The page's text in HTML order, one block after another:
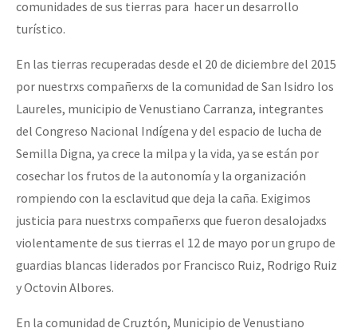
comunidades de sus tierras para hacer un desarrollo
turístico.
En las tierras recuperadas desde el 20 de diciembre del 2015
por nuestrxs compañerxs de la comunidad de San Isidro los
Laureles, municipio de Venustiano Carranza, integrantes
del Congreso Nacional Indígena y del espacio de lucha de
Semilla Digna, ya crece la milpa y la vida, ya se están por
cosechar los frutos de la autonomía y la organización
rompiendo con la esclavitud que deja la caña. Exigimos
justicia para nuestrxs compañerxs que fueron desalojadxs
violentamente de sus tierras el 12 de mayo por un grupo de
guardias blancas liderados por Francisco Ruiz, Rodrigo Ruiz
y Octovin Albores.
En la comunidad de Cruztón, Municipio de Venustiano